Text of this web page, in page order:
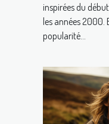
inspirées du
les années 2000.
popularité...